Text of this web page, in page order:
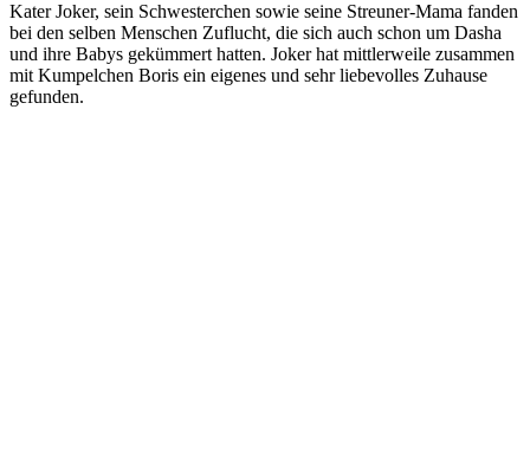
Kater Joker, sein Schwesterchen sowie seine Streuner-Mama fanden
bei den selben Menschen Zuflucht, die sich auch schon um Dasha
und ihre Babys gekümmert hatten. Joker hat mittlerweile zusammen
mit Kumpelchen Boris ein eigenes und sehr liebevolles Zuhause
gefunden.